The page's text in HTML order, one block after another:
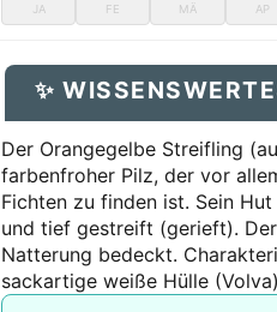
JA FE MÄ AP
✨
Der Orangegelbe Streifling
farbenfroher Pilz, der vor
Fichten zu finden ist. Sein
und tief gestreift (gerieft).
Natterung bedeckt.
sackartige weiße Hülle